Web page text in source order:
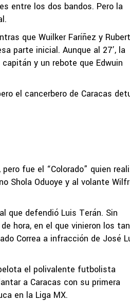
entre los dos bandos. Pero la
que Wuilker Faríñez y Rubert
parte inicial. Aunque al 27’, la
y un rebote que Edwuin
el cancerbero de Caracas
fue el “Colorado” quien
Shola Oduoye y al volante
que defendió Luis Terán. Sin
hora, en el que vinieron los
Correa a infracción de José
el polivalente futbolista
a Caracas con su primera
en la Liga MX.